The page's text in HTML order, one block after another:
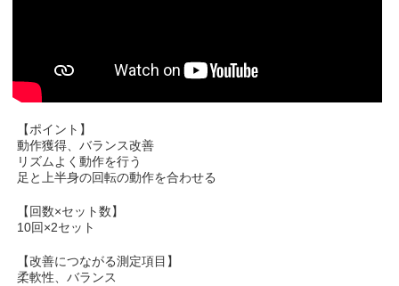
【ポイント】
動作獲得、バランス改善
リズムよく動作を行う
足と上半身の回転の動作を合わせる
【回数×セット数】
10回×2セット
【改善につながる測定項目】
柔軟性、バランス